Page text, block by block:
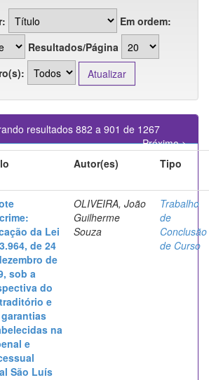
Em ordem:
Resultados/Página
resultados 882 a 901 de 1267
Próximo >
Autor(es) Tipo
da Lei
de 24
de
sob a
do
e
na
e
São Luís
OLIVEIRA, João
Guilherme
Souza
Trabalho
de
Conclusão
de Curso